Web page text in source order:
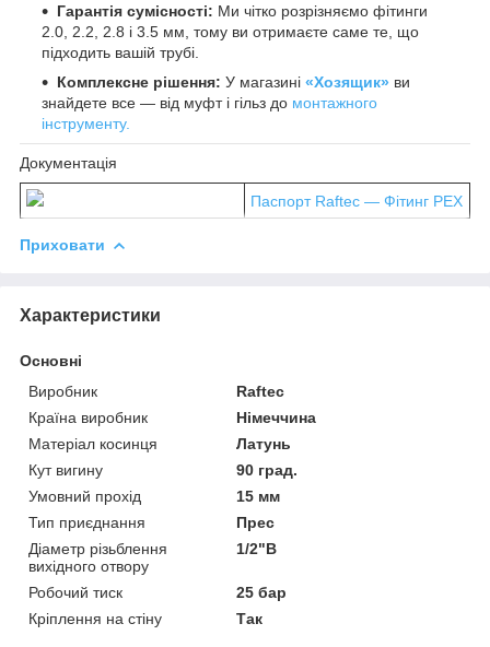
Гарантія сумісності: Ми чітко розрізняємо фітинги
2.0, 2.2, 2.8 і 3.5 мм, тому ви отримаєте саме те, що
підходить вашій трубі.
Комплексне рішення: У магазині «Хозящик» ви
знайдете все — від муфт і гільз до монтажного
інструменту.
Документація
Паспорт Raftec — Фітинг PEX
Приховати
Характеристики
Основні
Виробник
Raftec
Країна виробник
Німеччина
Матеріал косинця
Латунь
Кут вигину
90 град.
Умовний прохід
15 мм
Тип приєднання
Прес
Діаметр різьблення
вихідного отвору
1/2"В
Робочий тиск
25 бар
Кріплення на стіну
Так